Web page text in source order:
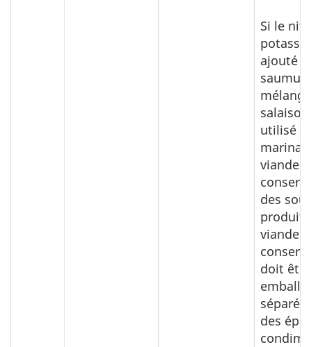
Si le
ajouté
utilisé
viandes
des
viande
doit être
emballé
des